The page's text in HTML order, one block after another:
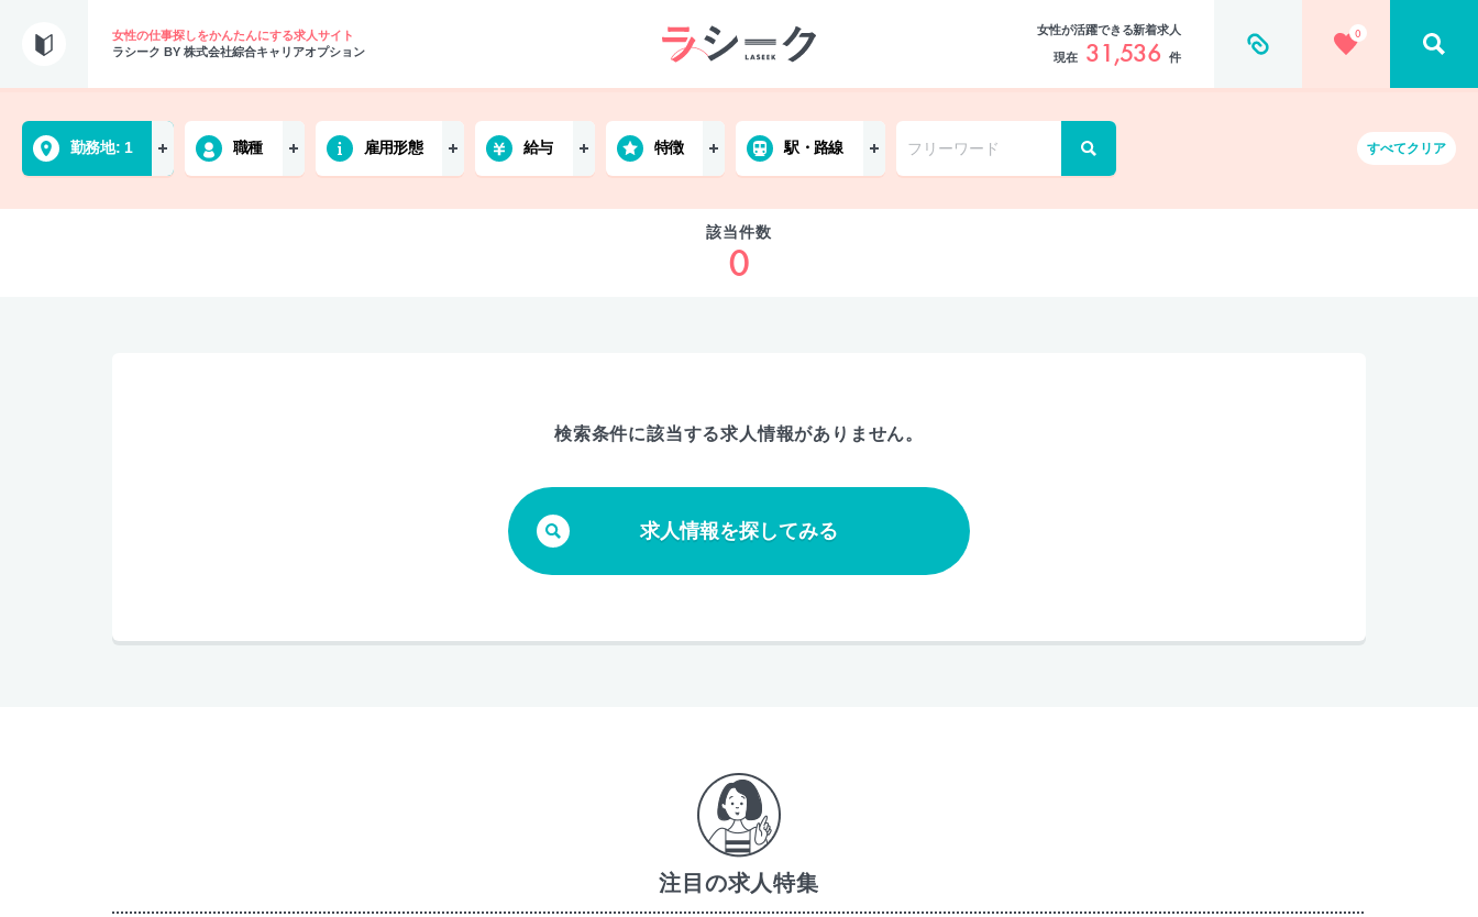
女性の仕事探しをかんたんにする求人サイト
ラシーク BY 株式会社綜合キャリアオプション
女性が活躍できる新着求人
現在 31,536 件
0
勤務地 1 職種 雇用形態 給与 特徴 駅・路線 すべてクリア
該当件数
0
検索条件に該当する求人情報がありません。
求人情報を探してみる
注目の求人特集